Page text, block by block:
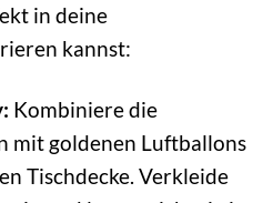
in deine
kannst:
Kombiniere die
mit goldenen Luftballons
Tischdecke. Verkleide